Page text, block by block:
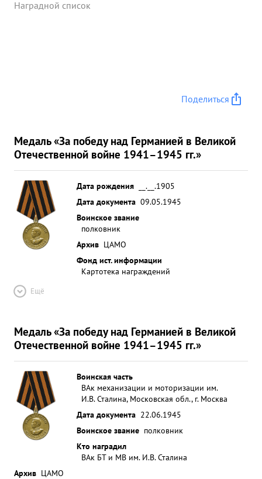
Наградной список
Поделиться
Медаль «За победу над Германией в Великой
Отечественной войне 1941–1945 гг.»
Дата рождения
__.__.1905
Дата документа 09.05.1945
Воинское звание
полковник
Архив ЦАМО
Фонд ист. информации
Картотека награждений
Ещё
Медаль «За победу над Германией в Великой
Отечественной войне 1941–1945 гг.»
Воинская часть
ВАк механизации и моторизации им.
И.В. Сталина, Московская обл., г. Москва
Дата документа 22.06.1945
Воинское звание полковник
Кто наградил
ВАк БТ и МВ им. И.В. Сталина
Архив ЦАМО